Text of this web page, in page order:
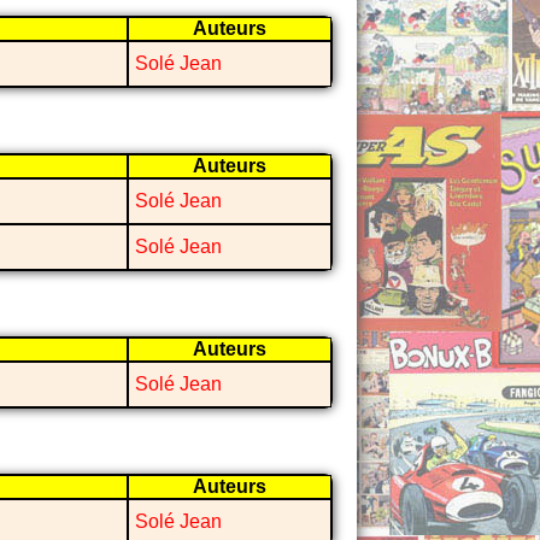
Auteurs
Solé Jean
Auteurs
Solé Jean
Solé Jean
Auteurs
Solé Jean
Auteurs
Solé Jean